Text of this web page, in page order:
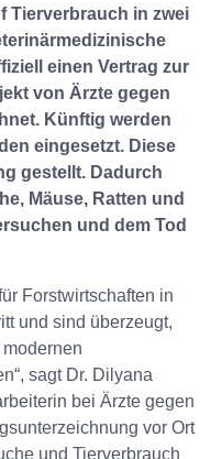
Tierverbrauch in zwei
einen Vertrag zur
von Ärzte gegen
Künftig werden
eingesetzt. Diese
gestellt. Dadurch
Mäuse, Ratten und
und dem Tod
Forstwirtschaften in
und sind überzeugt,
sagt Dr. Dilyana
bei Ärzte gegen
vor Ort
und Tierverbrauch